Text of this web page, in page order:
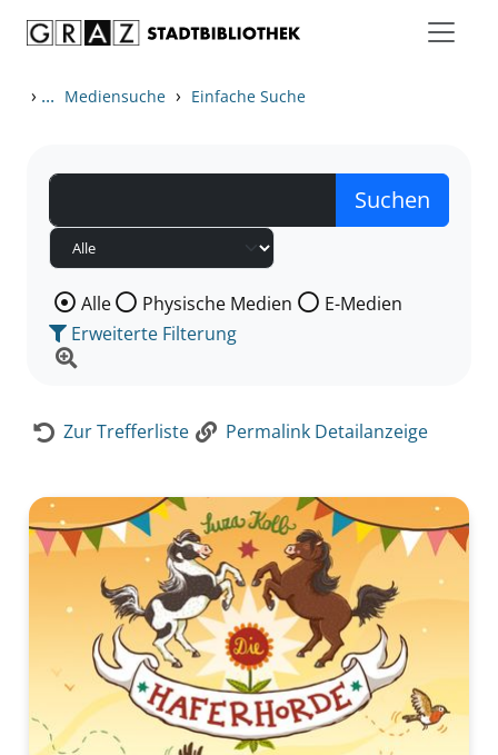
› ... Mediensuche › Einfache Suche
Wählen Sie die Medienart nach der Sie suchen wollen.
Alle Physische Medien
E-Medien
Erweiterte Filterung
Zur Trefferliste Permalink Detailanzeige